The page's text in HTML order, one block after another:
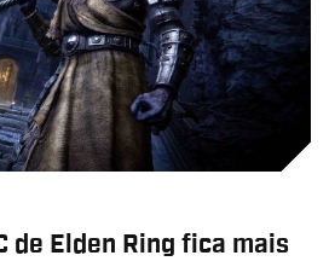
de Elden Ring fica mais